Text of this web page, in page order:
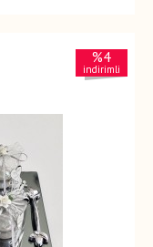
%4
indirimli